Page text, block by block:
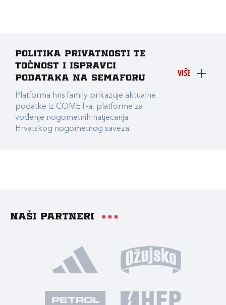
VIŠE
Politika privatnosti te
točnost i ispravci
podataka na Semaforu
Platforma hns.family prikazuje aktualne
podatke iz COMET-a, platforme za
vođenje nogometnih natjecanja
Hrvatskog nogometnog saveza.
Naši partneri